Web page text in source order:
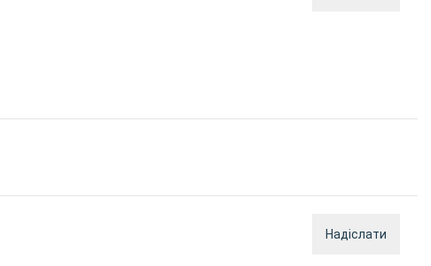
Надіслати